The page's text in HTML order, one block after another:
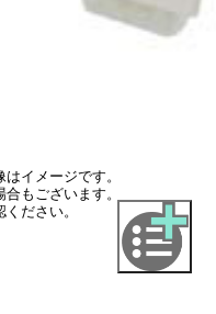
イメージです。
もございます。
ださい。